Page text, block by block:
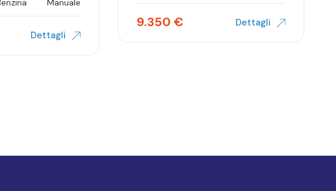
Manuale
Dettagli
9.350 € Dettagli